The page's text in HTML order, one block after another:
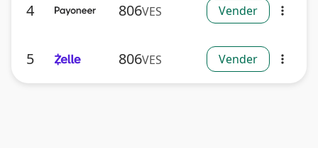
4 806VES Vender more_vert
5 806VES Vender more_vert